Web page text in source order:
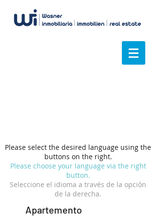
Please select the desired language using the
buttons on the right.
Please choose your language via the right
button.
Seleccione el idioma a través de la opción
de la derecha.
Apartemento